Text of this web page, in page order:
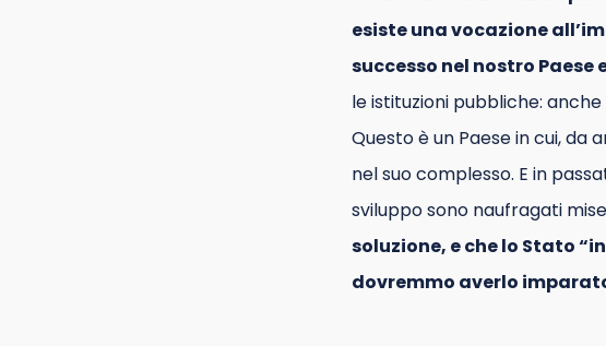
esiste una vocazione
successo nel nostro Paese
le istituzioni pubbliche:
Questo è un Paese in cui, da
nel suo complesso. E in
sviluppo sono naufragati
soluzione, e che lo Stato
dovremmo averlo